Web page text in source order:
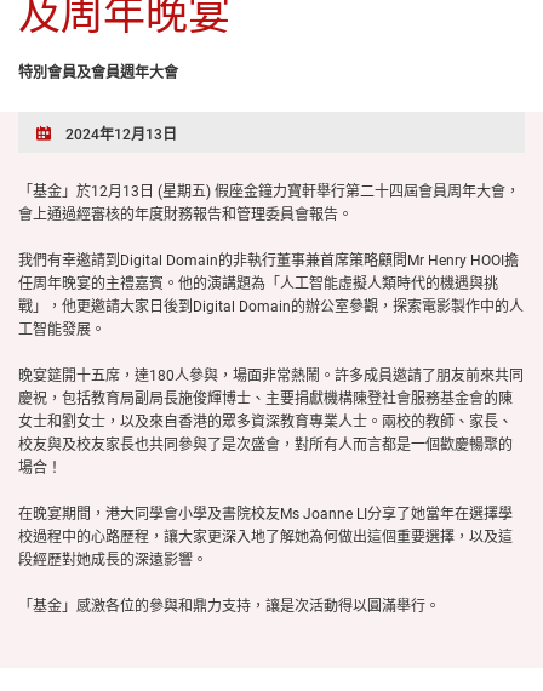
特別會員及會員週年大會
及周年晚宴
2024年12月13日
「基金」於12月13日 (星期五) 假座金鐘力寶軒舉行第二十四屆會員周年大會，
會上通過經審核的年度財務報告和管理委員會報告。
我們有幸邀請到Digital Domain的非執行董事兼首席策略顧問Mr Henry HOOI擔
任周年晚宴的主禮嘉賓。他的演講題為「人工智能虛擬人類時代的機遇與挑
戰」，他更邀請大家日後到Digital Domain的辦公室參觀，探索電影製作中的人
工智能發展。
晚宴筵開十五席，達180人參與，場面非常熱鬧。許多成員邀請了朋友前來共同
慶祝，包括教育局副局長施俊輝博士、主要捐獻機構陳登社會服務基金會的陳
女士和劉女士，以及來自香港的眾多資深教育專業人士。兩校的教師、家長、
校友與及校友家長也共同參與了是次盛會，對所有人而言都是一個歡慶暢聚的
場合！
在晚宴期間，港大同學會小學及書院校友Ms Joanne LI分享了她當年在選擇學
校過程中的心路歷程，讓大家更深入地了解她為何做出這個重要選擇，以及這
段經歷對她成長的深遠影響。
「基金」感激各位的參與和鼎力支持，讓是次活動得以圓滿舉行。